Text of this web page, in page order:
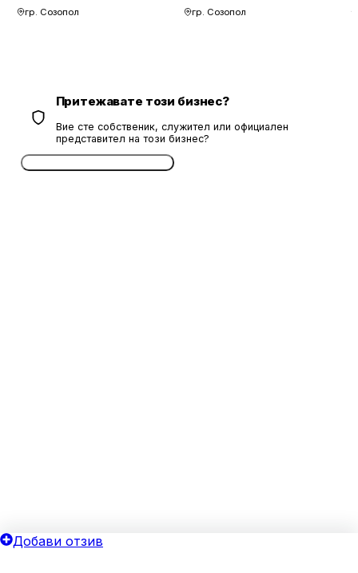
гр. Созопол гр. Созопол
Притежавате този бизнес?
Вие сте собственик, служител или официален
представител на този бизнес?
Добави отзив